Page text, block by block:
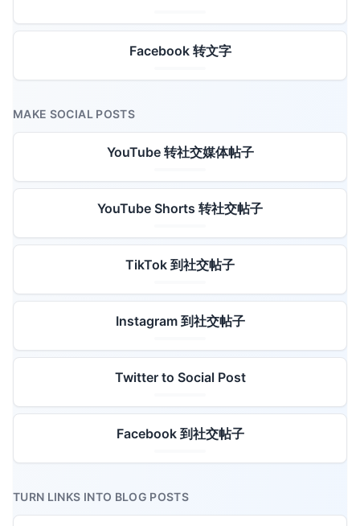
Facebook 转文字
MAKE SOCIAL POSTS
YouTube 转社交媒体帖子
YouTube Shorts 转社交帖子
TikTok 到社交帖子
Instagram 到社交帖子
Twitter to Social Post
Facebook 到社交帖子
TURN LINKS INTO BLOG POSTS